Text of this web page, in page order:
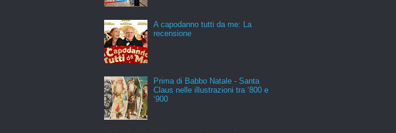
A capodanno tutti da me: La
recensione
Prima di Babbo Natale - Santa
Claus nelle illustrazioni tra ‘800 e
‘900